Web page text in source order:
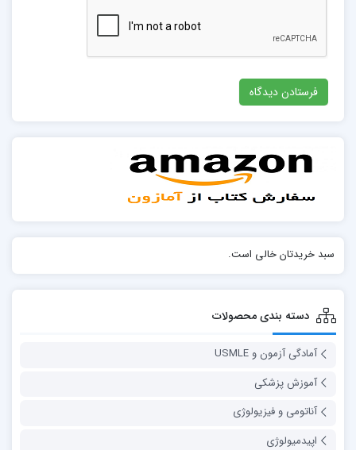
سبد خریدتان خالی است.
دسته بندی محصولات
آمادگی آزمون و USMLE
آموزش پزشکی
آناتومی و فیزیولوژی
اپیدمیولوژی